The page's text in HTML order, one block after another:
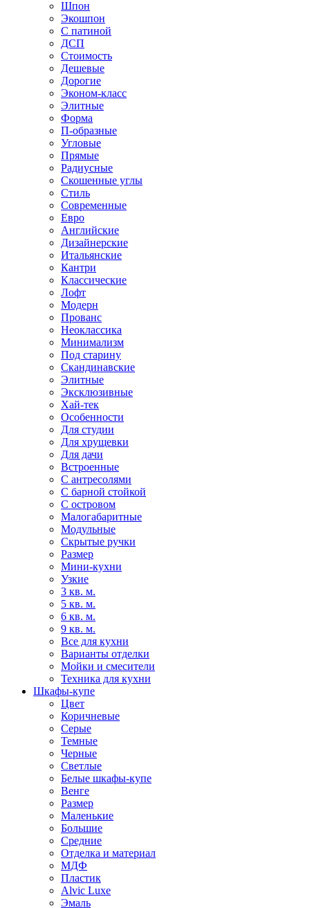
Шпон
Экошпон
С патиной
ДСП
Стоимость
Дешевые
Дорогие
Эконом-класс
Элитные
Форма
П-образные
Угловые
Прямые
Радиусные
Скошенные углы
Стиль
Современные
Евро
Английские
Дизайнерские
Итальянские
Кантри
Классические
Лофт
Модерн
Прованс
Неоклассика
Минимализм
Под старину
Скандинавские
Элитные
Эксклюзивные
Хай-тек
Особенности
Для студии
Для хрущевки
Для дачи
Встроенные
С антресолями
С барной стойкой
С островом
Малогабаритные
Модульные
Скрытые ручки
Размер
Мини-кухни
Узкие
3 кв. м.
5 кв. м.
6 кв. м.
9 кв. м.
Все для кухни
Варианты отделки
Мойки и смесители
Техника для кухни
Шкафы-купе
Цвет
Коричневые
Серые
Темные
Черные
Светлые
Белые шкафы-купе
Венге
Размер
Маленькие
Большие
Средние
Отделка и материал
МДФ
Пластик
Alvic Luxe
Эмаль